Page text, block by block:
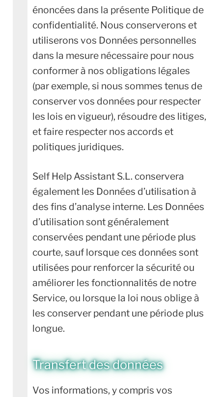
énoncées dans la présente Politique de
confidentialité. Nous conserverons et
utiliserons vos Données personnelles
dans la mesure nécessaire pour nous
conformer à nos obligations légales
(par exemple, si nous sommes tenus de
conserver vos données pour respecter
les lois en vigueur), résoudre des litiges,
et faire respecter nos accords et
politiques juridiques.
Self Help Assistant S.L. conservera
également les Données d’utilisation à
des fins d’analyse interne. Les Données
d’utilisation sont généralement
conservées pendant une période plus
courte, sauf lorsque ces données sont
utilisées pour renforcer la sécurité ou
améliorer les fonctionnalités de notre
Service, ou lorsque la loi nous oblige à
les conserver pendant une période plus
longue.
Transfert des données
Vos informations, y compris vos